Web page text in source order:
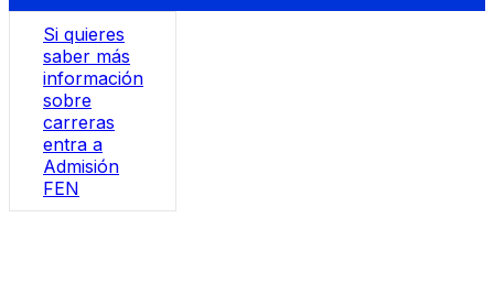
Si quieres
saber más
información
sobre
carreras
entra a
Admisión
FEN